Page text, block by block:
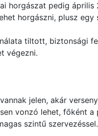
horgászat pedig
horgászni, plusz
tiltott, biztonsági
végezni.
jelen, akár
vonzó lehet, főként a
szintű szervezéssel.